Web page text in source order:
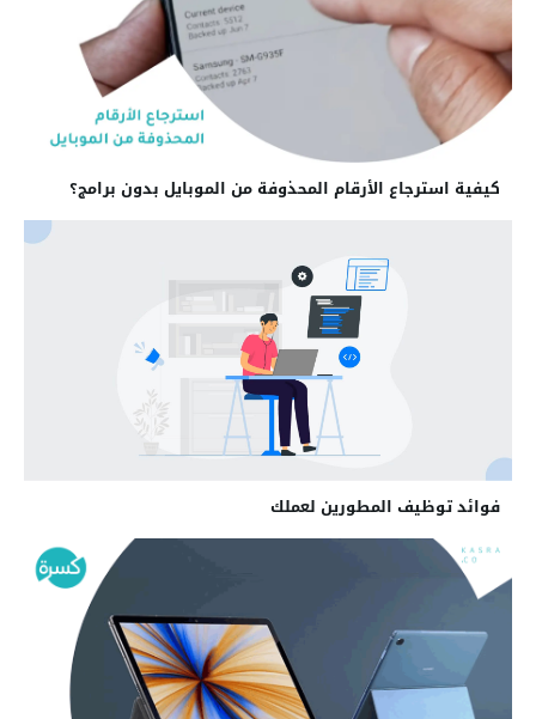
كيفية استرجاع الأرقام المحذوفة من الموبايل بدون برامج؟
فوائد توظيف المطورين لعملك